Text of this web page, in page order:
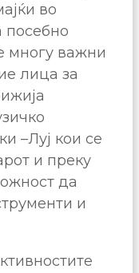
во
многу важни
лица за
–Луј кои се
и преку
да
и